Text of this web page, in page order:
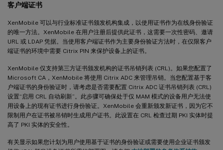
客户端证书
XenMobile 可以与行业标准证书颁发机构集成，以使用证书作为在线身份验证
的唯一方法。XenMobile 在用户注册后提供此证书，这需要一次性密码、邀请
URL 或 LDAP 凭据。当使用客户端证书作为主要身份验证方法时，在仅限客户
端证书的环境中需要 Citrix PIN 来保护设备上的证书。
XenMobile 仅支持第三方证书颁发机构的证书吊销列表 (CRL)。如果您配置了
Microsoft CA，XenMobile 将使用 Citrix ADC 来管理吊销。当您配置基于客
户端证书的身份验证时，请考虑是否需要配置 Citrix ADC 证书吊销列表 (CRL)
设置“启用 CRL 自动刷新”。此步骤可确保处于仅 MAM 模式的设备用户无法使
用设备上的现有证书进行身份验证。XenMobile 会重新颁发新证书，因为它不
限制用户在证书被吊销时生成用户证书。此设置在 CRL 检查过期 PKI 实体时提
高了 PKI 实体的安全性。
有关显示如果您计划为用户使用基于证书的身份验证或需要使用企业证书颁发